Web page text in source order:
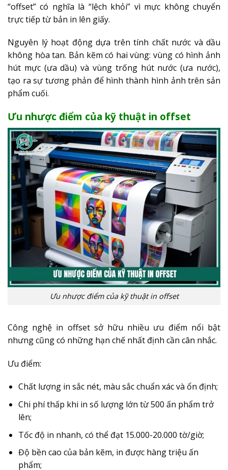
“offset” có nghĩa là “lệch khỏi” vì mực không chuyển
trực tiếp từ bản in lên giấy.
Nguyên lý hoạt động dựa trên tính chất nước và dầu
không hòa tan. Bản kẽm có hai vùng: vùng có hình ảnh
hút mực (ưa dầu) và vùng trống hút nước (ưa nước),
tạo ra sự tương phản để hình thành hình ảnh trên sản
phẩm cuối.
Ưu nhược điểm của kỹ thuật in offset
Ưu nhược điểm của kỹ thuật in offset
Công nghệ in offset sở hữu nhiều ưu điểm nổi bật
nhưng cũng có những hạn chế nhất định cần cân nhắc.
Ưu điểm:
Chất lượng in sắc nét, màu sắc chuẩn xác và ổn định;
Chi phí thấp khi in số lượng lớn từ 500 ấn phẩm trở
lên;
Tốc độ in nhanh, có thể đạt 15.000-20.000 tờ/giờ;
Độ bền cao của bản kẽm, in được hàng triệu ấn
phẩm;